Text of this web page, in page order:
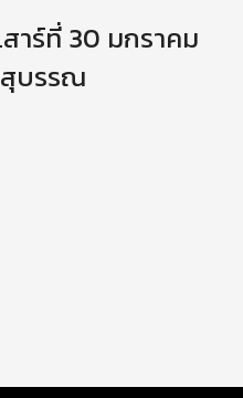
าร์ที่ 30 มกราคม
สุบรรณ